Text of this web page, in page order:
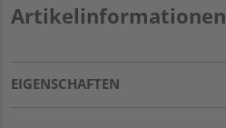
Artikelinformationen
EIGENSCHAFTEN